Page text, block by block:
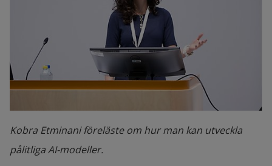
Kobra Etminani föreläste om hur man kan utveckla
pålitliga AI-modeller.